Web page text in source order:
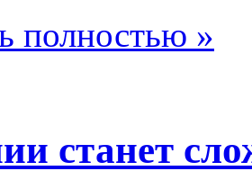
полностью »
станет